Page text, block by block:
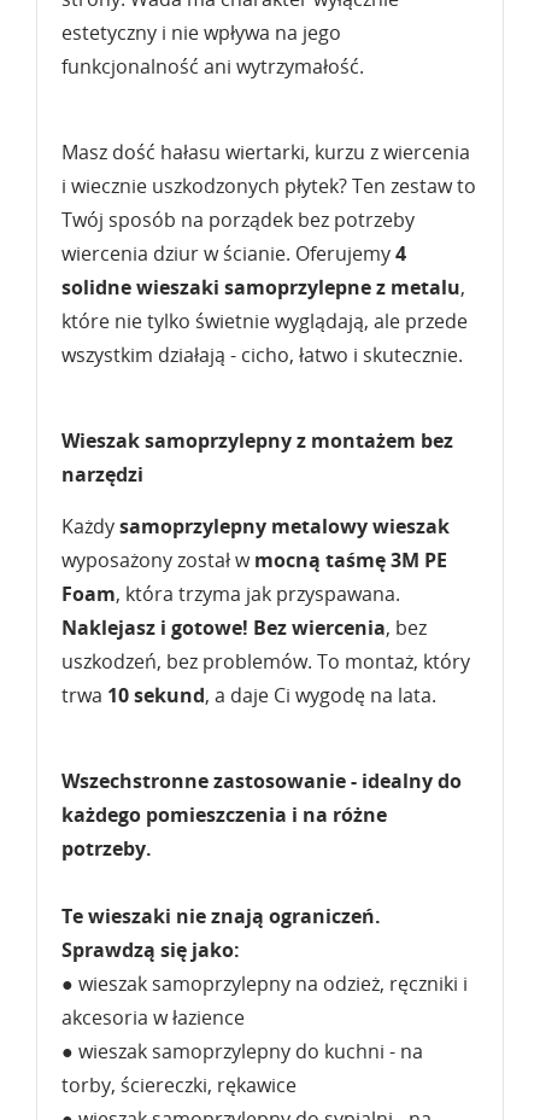
estetyczny i nie wpływa na jego
funkcjonalność ani wytrzymałość.
Masz dość hałasu wiertarki, kurzu z wiercenia
i wiecznie uszkodzonych płytek? Ten zestaw to
Twój sposób na porządek bez potrzeby
wiercenia dziur w ścianie. Oferujemy4
solidne wieszaki samoprzylepne z metalu,
które nie tylko świetnie wyglądają, ale przede
wszystkim działają - cicho, łatwo i skutecznie.
Wieszak samoprzylepny z montażem bez
narzędzi
Każdysamoprzylepny metalowy wieszak
wyposażony został wmocną taśmę3M PE
Foam, która trzyma jak przyspawana.
Naklejasz i gotowe! Bez wiercenia, bez
uszkodzeń, bez problemów. To montaż, który
trwa 10 sekund, a daje Ci wygodę na lata.
Wszechstronne zastosowanie - idealny do
każdego pomieszczenia i na różne
potrzeby.
Te wieszaki nie znają ograniczeń.
Sprawdzą się jako:
● wieszak samoprzylepny na odzież, ręczniki i
akcesoria w łazience
● wieszak samoprzylepny do kuchni - na
torby, ściereczki, rękawice